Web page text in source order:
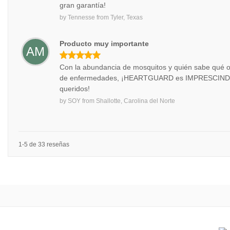
gran garantía!
by Tennesse from Tyler, Texas
AM
Producto muy importante
Con la abundancia de mosquitos y quién sabe qué
de enfermedades, ¡HEARTGUARD es
queridos!
by SOY from Shallotte, Carolina del Norte
1-5 de 33 reseñas